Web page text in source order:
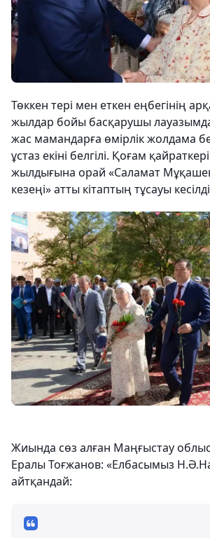
Төккен тері мен еткен еңбегінің
жылдар бойы басқарушы
жас мамандарға өмірлік жолдама
ұстаз екіні белгілі. Қоғам
жылдығына орай «Саламат
кезеңі» атты кітаптың тұсауы
Жиында сөз алған Маңғыстау
Ералы Тоғжанов: «Елбасымыз
айтқандай: